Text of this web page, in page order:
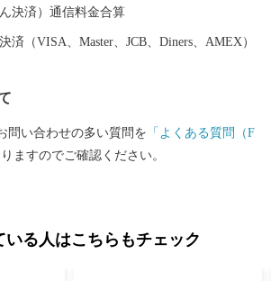
を意識し、市民の英語力向上や多文化理
ちの国際化にも取り組みました。 このほか
決済）通信料金合算
済（VISA、Master、JCB、Diners、AMEX）
問い合わせの多い質問を 「よくある質問（F
ますのでご確認ください。
いる人はこちらもチェック